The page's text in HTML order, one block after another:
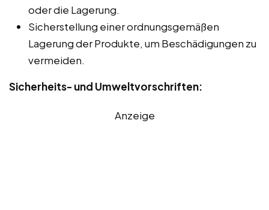
oder die Lagerung.
Sicherstellung einer ordnungsgemäßen
Lagerung der Produkte, um Beschädigungen zu
vermeiden.
Sicherheits- und Umweltvorschriften:
Anzeige